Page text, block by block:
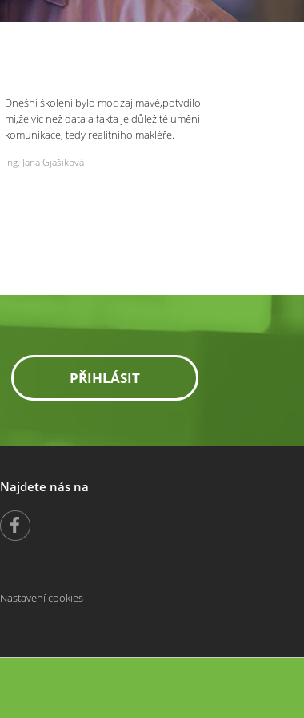
Dnešní školení bylo moc zajímavé,potvdilo
mi,že víc než data a fakta je důležité umění
komunikace, tedy realitního makléře.
rozhovor či náběr u klienta. Výsledkem je
Ing. Jana Gjašiková
PŘIHLÁSIT
Najdete nás na
Nastavení cookies